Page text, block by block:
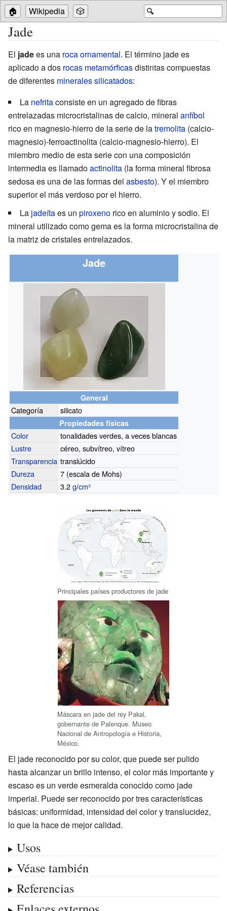
🔍
🏠 Wikipedia 🎲
Jade
El jadees una rocaornamental. El término jade es
aplicado a dos rocas metamórficasdistintas compuestas
de diferentes mineralessilicatados:
La nefritaconsiste en un agregado de fibras
entrelazadas microcristalinas de calcio, mineral anfíbol
rico en magnesio-hierro de la serie de latremolita (calcio-
magnesio)-ferroactinolita (calcio-magnesio-hierro). El
miembro medio de esta serie con una composición
intermedia es llamadoactinolita (la forma mineral fibrosa
sedosa es una de las formas del asbesto). Y el miembro
superior el más verdoso por el hierro.
La jadeítaes un piroxeno rico en aluminio y sodio. El
mineral utilizado como gema es la forma microcristalina de
la matriz de cristales entrelazados.
Jade
General
Categoría silicato
Propiedades físicas
Color
tonalidades verdes, a veces blancas
Lustre
céreo, subvítreo, vítreo
Transparencia translúcido
Dureza
7 (escala de Mohs)
Densidad
3.2g/cm³
Principales países productores de jade
Máscara en jade del rey Pakal,
gobernante de Palenque. Museo
Nacional de Antropología e Historia,
México.
El jade reconocido por su color, que puede ser pulido
hasta alcanzar un brillo intenso, el color más importante y
escaso es un verde esmeralda conocido como jade
imperial. Puede ser reconocido por tres características
básicas: uniformidad, intensidad del color y translucidez,
lo que la hace de mejor calidad.
Usos
Véase también
Referencias